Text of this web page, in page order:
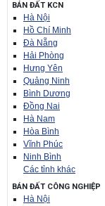
BÁN ĐẤT KCN
Hà Nội
Hồ Chí Minh
Đà Nẵng
Hải Phòng
Hưng Yên
Quảng Ninh
Bình Dương
Đồng Nai
Hà Nam
Hòa Bình
Vĩnh Phúc
Ninh Bình
Các tỉnh khác
BÁN ĐẤT CÔNG NGHIỆP
Hà Nội